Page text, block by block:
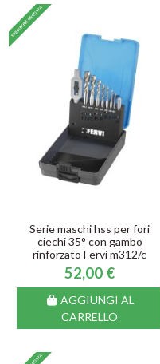
Serie maschi hss per fori
ciechi 35° con gambo
rinforzato Fervi m312/c
52,00 €
AGGIUNGI AL
CARRELLO